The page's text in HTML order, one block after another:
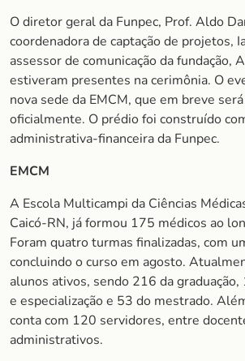
O diretor geral da Funpec, Prof. Aldo
coordenadora de captação de projetos,
assessor de comunicação da fundação,
estiveram presentes na cerimônia. O
nova sede da EMCM, que em breve
oficialmente. O prédio foi construído
administrativa-financeira da Funpec.
EMCM
A Escola Multicampi da Ciências
Caicó-RN, já formou 175 médicos ao
Foram quatro turmas finalizadas, com
concluindo o curso em agosto.
alunos ativos, sendo 216 da
e especialização e 53 do mestrado.
conta com 120 servidores, entre
administrativos.